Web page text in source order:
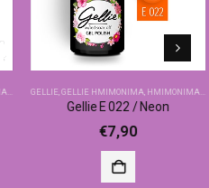
GELLIE GELLIE ΗΜΙΜΌΝΙΜΑ,ΗΜΙΜΌΝΙΜΑ-ΒΑΣΙΚΆ ΧΡΏΜΑΤΑ
Gellie E 022 / Neon
7,90